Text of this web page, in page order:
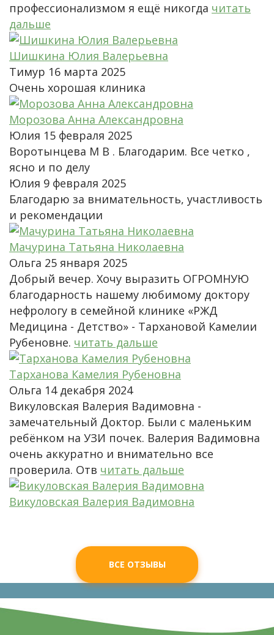
профессионализмом я ещё никогда читать
дальше
Шишкина Юлия Валерьевна
Тимур 16 марта 2025
Очень хорошая клиника
Морозова Анна Александровна
Юлия 15 февраля 2025
Воротынцева М В . Благодарим. Все четко ,
ясно и по делу
Юлия 9 февраля 2025
Благодарю за внимательность, участливость
и рекомендации
Мачурина Татьяна Николаевна
Ольга 25 января 2025
Добрый вечер. Хочу выразить ОГРОМНУЮ
благодарность нашему любимому доктору
нефрологу в семейной клинике «РЖД
Медицина - Детство» - Тархановой Камелии
Рубеновне. читать дальше
Тарханова Камелия Рубеновна
Ольга 14 декабря 2024
Викуловская Валерия Вадимовна -
замечательный Доктор. Были с маленьким
ребёнком на УЗИ почек. Валерия Вадимовна
очень аккуратно и внимательно все
проверила. Отв читать дальше
Викуловская Валерия Вадимовна
ВСЕ ОТЗЫВЫ